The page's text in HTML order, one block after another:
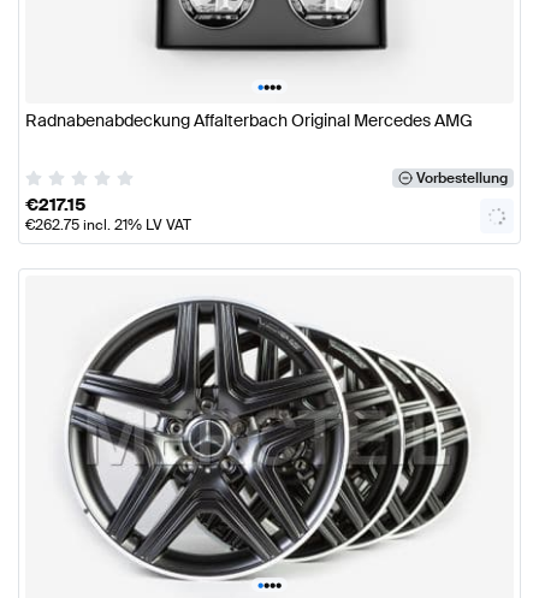
••••
Radnabenabdeckung Affalterbach Original Mercedes AMG
Vorbestellung
€217.15
€262.75incl. 21% LV VAT
••••